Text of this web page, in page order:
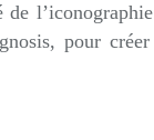
de
pour